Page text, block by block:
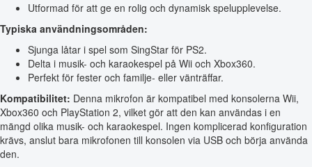
Utformad för att ge en rolig och dynamisk spelupplevelse.
Typiska användningsområden:
Sjunga låtar i spel som SingStar för PS2.
Delta i musik- och karaokespel på Wii och Xbox360.
Perfekt för fester och familje- eller vänträffar.
Kompatibilitet: Denna mikrofon är kompatibel med konsolerna Wii,
Xbox360 och PlayStation 2, vilket gör att den kan användas i en
mängd olika musik- och karaokespel. Ingen komplicerad konfiguration
krävs, anslut bara mikrofonen till konsolen via USB och börja använda
den.